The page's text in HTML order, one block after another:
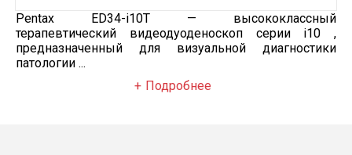
Pentax ED34-i10T — высококлассный
терапевтический видеодуоденоскоп серии i10 ,
предназначенный для визуальной диагностики
патологии ...
Подробнее